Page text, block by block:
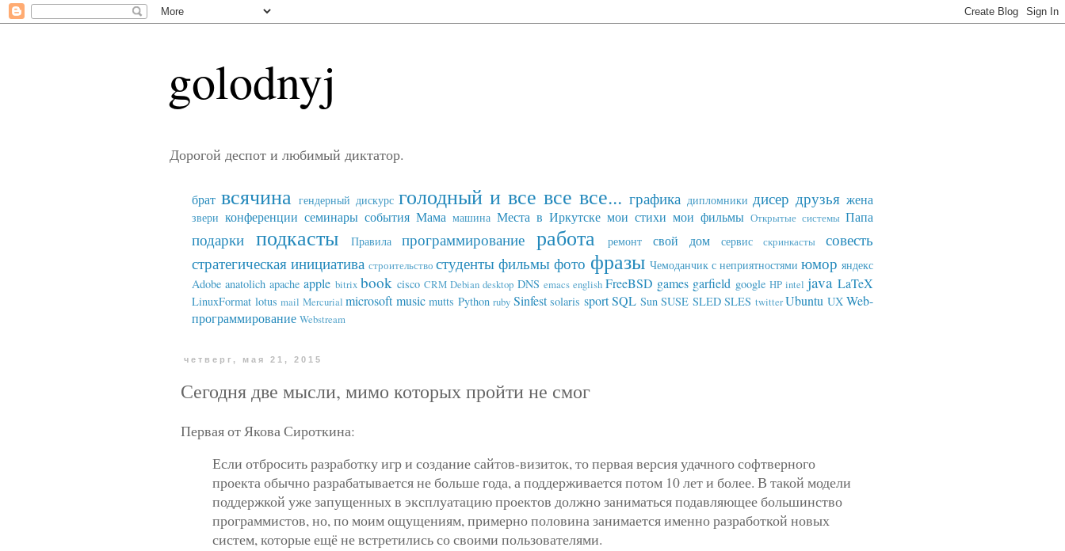
golodnyj
Дорогой деспот и любимый диктатор.
брат всячина гендерный дискурс голодный и все все все... графика дипломники дисер друзья жена
звери конференции семинары события Мама машина Места в Иркутске мои стихи мои фильмы Открытые системы Папа
подарки подкасты Правила программирование работа ремонт свой дом сервис скринкасты
совесть
стратегическая инициатива строительство студенты фильмы фото фразы Чемоданчик с неприятностями юмор яндекс
Adobe anatolich apache apple bitrix book cisco CRM Debian desktop DNS emacs english FreeBSD games garfield google HP intel java LaTeX
LinuxFormat lotus mail Mercurial microsoft music mutts Python ruby Sinfest solaris sport SQL Sun SUSE SLED SLES twitterUbuntu UX Web-
программирование Webstream
четверг, мая 21, 2015
Сегодня две мысли, мимо которых пройти не смог
Первая от Якова Сироткина:
Если отбросить разработку игр и создание сайтов-визиток, то первая версия удачного софтверного
проекта обычно разрабатывается не больше года, а поддерживается потом 10 лет и более. В такой модели
поддержкой уже запущенных в эксплуатацию проектов должно заниматься подавляющее большинство
программистов, но, по моим ощущениям, примерно половина занимается именно разработкой новых
систем, которые ещё не встретились со своими пользователями.